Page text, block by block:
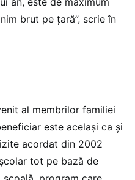
brut pe ţară”, scrie în
al membrilor familiei
este același ca și
acordat din 2002
tot pe bază de